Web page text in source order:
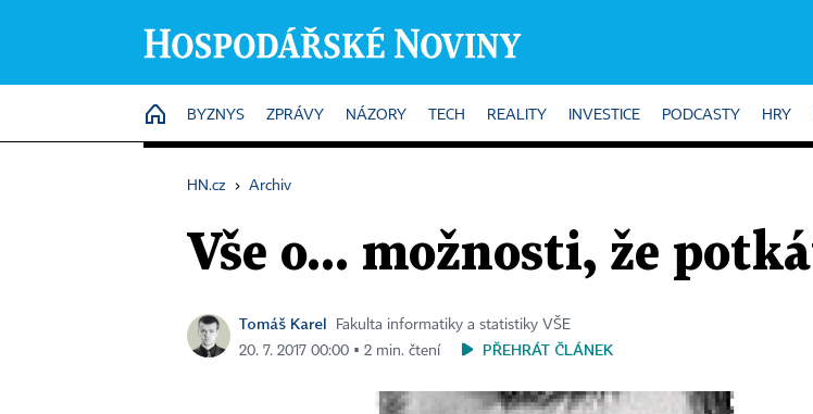
HOME
BYZNYS ZPRÁVY NÁZORY TECH REALITY INVESTICE PODCASTY HRY
HN.cz › Archiv
Vše o... možnosti, že
Tomáš Karel
Fakulta informatiky a statistiky VŠE
20. 7. 2017 00:00 ▪ 2 min. čtení
PŘEHRÁT ČLÁNEK